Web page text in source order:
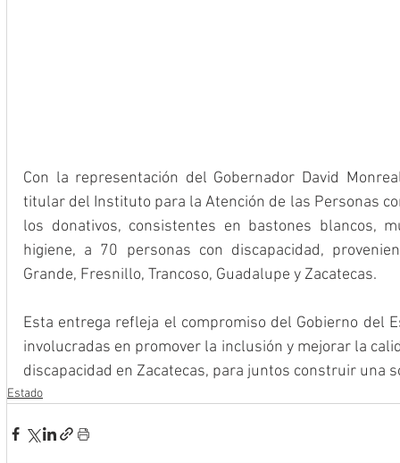
Con la representación del Gobernador David
titular del Instituto para la Atención de las Personas
los donativos, consistentes en bastones blancos,
higiene, a 70 personas con discapacidad,
Grande, Fresnillo, Trancoso, Guadalupe y Zacatecas.
Esta entrega refleja el compromiso del Gobierno del
involucradas en promover la inclusión y mejorar la
discapacidad en Zacatecas, para juntos construir una
Estado